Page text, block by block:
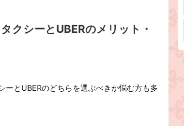
クシーとUBERのメリット・
とUBERのどちらを選ぶべきか悩む方も多